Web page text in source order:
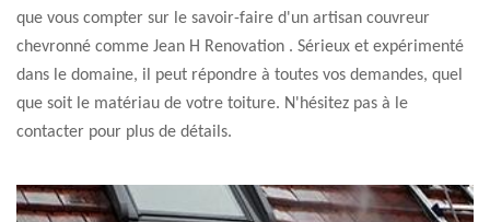
que vous compter sur le savoir-faire d'un artisan couvreur
chevronné comme Jean H Renovation . Sérieux et expérimenté
dans le domaine, il peut répondre à toutes vos demandes, quel
que soit le matériau de votre toiture. N'hésitez pas à le
contacter pour plus de détails.